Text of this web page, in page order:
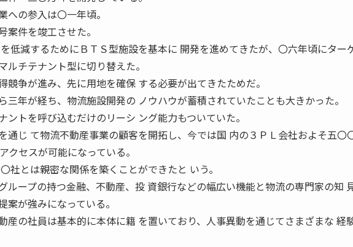
への参入は〇一年頃。
案件を竣工させた。
低減するためにＢＴＳ型施設を基本に 開発を進めてきたが、〇六年頃にター
ルチテナント型に切り替えた。
競争が進み、先に用地を確保 する必要が出てきたためだ。
三年が経ち、物流施設開発の ノウハウが蓄積されていたことも大きかった。
ントを呼び込むだけのリーシ ング能力もついていた。
通じ て物流不動産事業の顧客を開拓し、今では国 内の３ＰＬ会社およそ五〇
クセスが可能になっている。
社とは親密な関係を築くことができたと いう。
ループの持つ金融、不動産、投 資銀行などの幅広い機能と物流の専門家の知
案が強みになっている。
産の社員は基本的に本体に籍 を置いており、人事異動を通じてさまざまな 経